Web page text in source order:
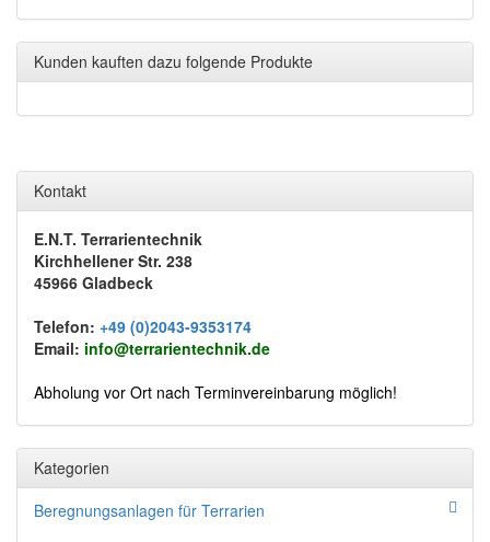
Kunden kauften dazu folgende Produkte
Kontakt
E.N.T. Terrarientechnik
Kirchhellener Str. 238
45966 Gladbeck
Telefon: +49 (0)2043-9353174
Email: info@terrarientechnik.de
Abholung vor Ort nach Terminvereinbarung möglich!
Kategorien
Beregnungsanlagen für Terrarien